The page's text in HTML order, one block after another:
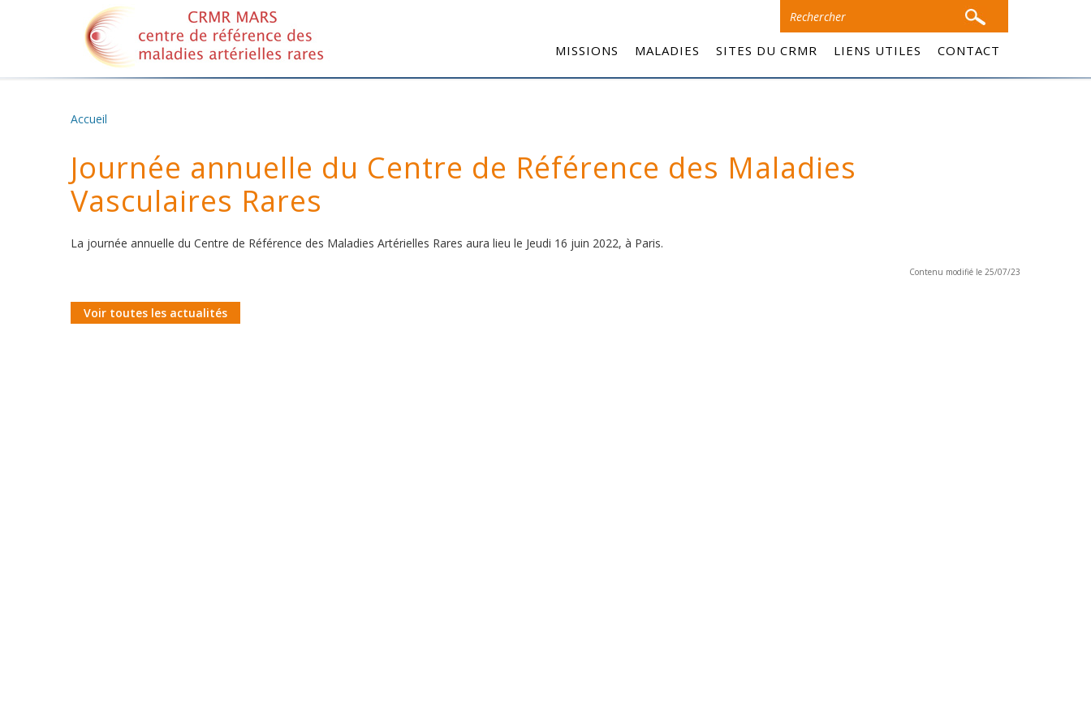
MISSIONS MALADIES SITES DU CRMR LIENS UTILES CONTACT
Accueil
Journée annuelle du Centre de Référence des Maladies
Vasculaires Rares
La journée annuelle du Centre de Référence des Maladies Artérielles Rares aura lieu le Jeudi 16 juin 2022, à Paris.
Contenu modifié le 25/07/23
Voir toutes les actualités